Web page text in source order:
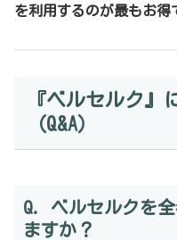
を利用するのが最もお得
『ベルセルク』
（Q&A）
Q. ベルセルクを
ますか？